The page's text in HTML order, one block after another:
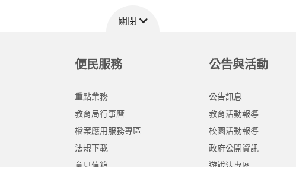
關閉
便民服務
重點業務
教育局行事曆
檔案應用服務專區
法規下載
意見信箱
公告與活動
公告訊息
教育活動報導
校園活動報導
政府公開資訊
遊說法專區